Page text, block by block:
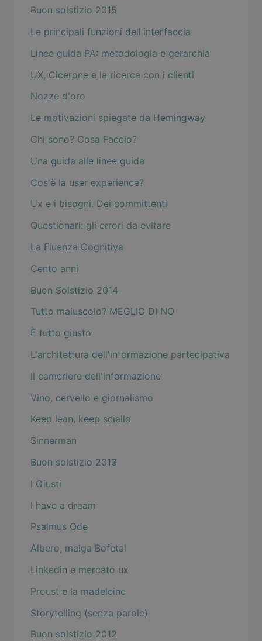
Buon solstizio 2015
Le principali funzioni dell'interfaccia
Linee guida PA: metodologia e gerarchia
UX, Cicerone e la ricerca con i clienti
Nozze d'oro
Le motivazioni spiegate da Hemingway
Chi sono? Cosa Faccio?
Una guida alle linee guida
Cos'è la user experience?
Ux e i bisogni. Dei committenti
Questionari: gli errori da evitare
La Fluenza Cognitiva
Cento anni
Buon Solstizio 2014
Tutto maiuscolo? MEGLIO DI NO
È tutto giusto
L'architettura dell'informazione partecipativa
Il cameriere dell'informazione
Vino, cervello e giornalismo
Keep lean, keep sciallo
Sinnerman
Buon solstizio 2013
I Giusti
I have a dream
Psalmus Ode
Albero, malga Bofetal
Linkedin e mercato ux
Proust e la madeleine
Storytelling (senza parole)
Buon solstizio 2012